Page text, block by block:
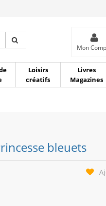
Mon
Loisirs
créatifs
Livres
Magazines
bleuets